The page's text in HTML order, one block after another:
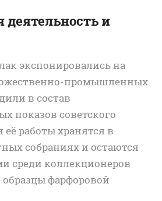
и
экспонировались на
промышленных
в состав
показов советского
её работы хранятся в
собраниях и остаются
среди коллекционеров
образцы фарфоровой